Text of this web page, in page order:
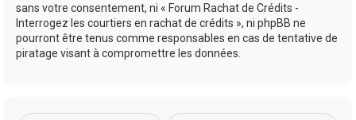
sans votre consentement, ni « Forum Rachat de Crédits -
Interrogez les courtiers en rachat de crédits », ni phpBB ne
pourront être tenus comme responsables en cas de tentative de
piratage visant à compromettre les données.